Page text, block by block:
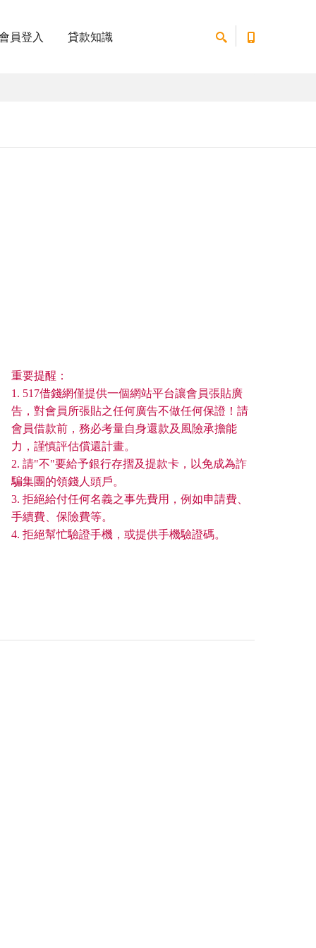
員登入 貸款知識
重要提醒：
1. 517借錢網僅提供一個網站平台讓會員張貼廣
告，對會員所張貼之任何廣告不做任何保證！請
會員借款前，務必考量自身還款及風險承擔能
力，謹慎評估償還計畫。
2. 請"不"要給予銀行存摺及提款卡，以免成為詐
騙集團的領錢人頭戶。
3. 拒絕給付任何名義之事先費用，例如申請費、
手續費、保險費等。
4. 拒絕幫忙驗證手機，或提供手機驗證碼。